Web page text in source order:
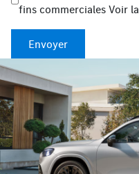
fins commercialesVoir la
Envoyer